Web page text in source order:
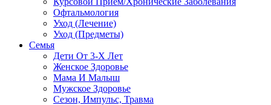
Офтальмология
Уход (Лечение)
Уход (Предметы)
Семья
Дети От 3-Х Лет
Женское Здоровье
Мама И Малыш
Мужское Здоровье
Сезон, Импульс, Травма